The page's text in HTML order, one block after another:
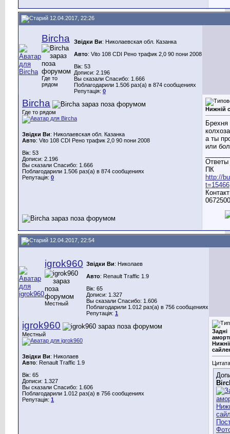
12.04.2017, 22:26
Bircha
Где то
рядом
Звідки Ви: Николаевская обл. Казанка
Авто: Vito 108 CDI Рено трафик 2,0 90 пони 2008
Вік: 53
Дописи: 2.196
Вы сказали Спасибо: 1.666
Поблагодарили 1.506 раз(а) в 874 сообщениях
Репутація: 0
Bircha
Где то рядом
Звідки Ви: Николаевская обл. Казанка
Авто: Vito 108 CDI Рено трафик 2,0 90 пони 2008
Вік: 53
Дописи: 2.196
Вы сказали Спасибо: 1.666
Поблагодарили 1.506 раз(а) в 874 сообщениях
Репутація: 0
Нижній
Брехня
а ты
или
Ответы
ПК
http://
t=15466
12.04.2017, 22:54
igrok960
Местный
Звідки Ви: Николаев
Авто: Renault Traffic 1.9
Вік: 65
Дописи: 1.327
Вы сказали Спасибо: 1.606
Поблагодарили 1.012 раз(а) в 756 сообщениях
Репутація: 1
igrok960
Местный
Звідки Ви: Николаев
Авто: Renault Traffic 1.9
Вік: 65
Дописи: 1.327
Вы сказали Спасибо: 1.606
Поблагодарили 1.012 раз(а) в 756 сообщениях
Репутація: 1
Задні